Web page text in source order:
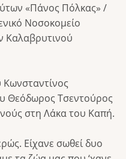
«Πάνος Πόλκας» /
Νοσοκομείο
Κωνσταντίνος
Θεόδωρος Τσεντούρος
στη Λάκα του Καπή.
Είχανε σωθεί δυο